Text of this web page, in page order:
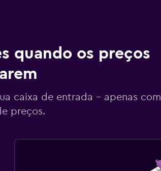
quando os preços
caixa de entrada - apenas com
preços.